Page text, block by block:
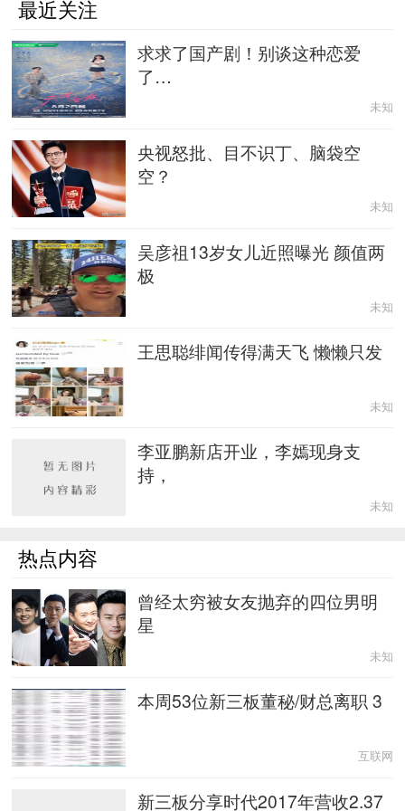
最近关注
求求了国产剧！别谈这种恋爱
了…
未知
央视怒批、目不识丁、脑袋空
空？
未知
吴彦祖13岁女儿近照曝光 颜值两
极
未知
王思聪绯闻传得满天飞 懒懒只发
未知
李亚鹏新店开业，李嫣现身支
持，
未知
热点内容
曾经太穷被女友抛弃的四位男明
星
未知
本周53位新三板董秘/财总离职 3
互联网
新三板分享时代2017年营收2.37